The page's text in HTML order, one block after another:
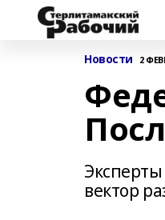
Новости 2
вектор